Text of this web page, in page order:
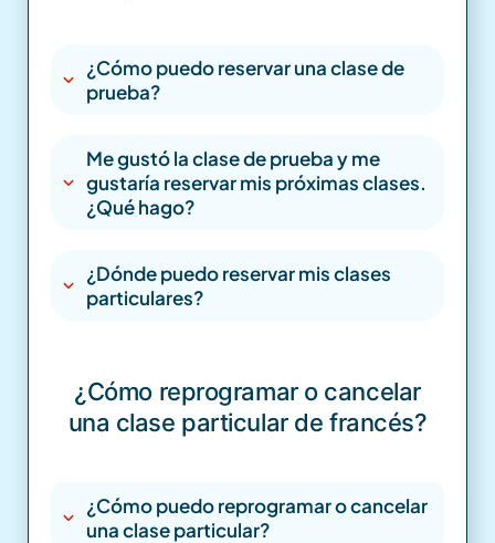
¿Cómo puedo reservar una clase de
prueba?
Me gustó la clase de prueba y me
gustaría reservar mis próximas clases.
¿Qué hago?
¿Dónde puedo reservar mis clases
particulares?
¿Cómo reprogramar o cancelar
una clase particular de francés?
¿Cómo puedo reprogramar o cancelar
una clase particular?